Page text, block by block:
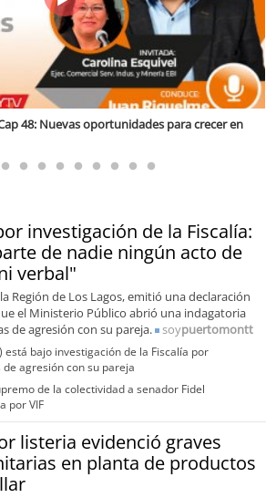
Cap. 83: Calidad, ética y sostenibilidad
investigación de la Fiscalía:
de nadie ningún acto de
verbal"
Región de Los Lagos, emitió una declaración
el Ministerio Público abrió una indagatoria
de agresión con su pareja.
soypuertomontt
está bajo investigación de la Fiscalía por
agresión con su pareja
de la colectividad a senador Fidel
por VIF
listeria evidenció graves
en planta de productos